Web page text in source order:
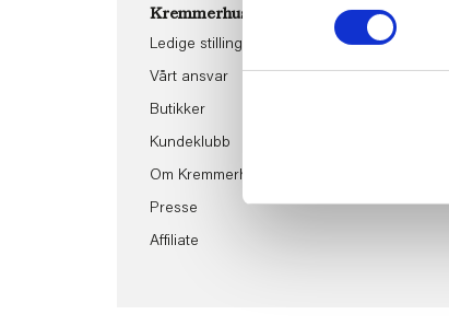
Kremmerhuset
Ledige stillinger
Vårt ansvar
Butikker
Kundeklubb
Om Kremmerhuset
Presse
Affiliate
Kundeservice
Ofte stilte